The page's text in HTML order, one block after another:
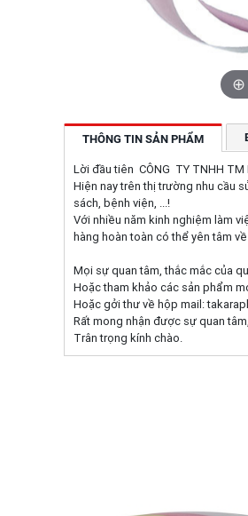
THÔNG TIN SẢN PHẨM
Lời đầu tiên CÔNG TY TNHH TM
Hiện nay trên thị trường nhu cầu
sách, bệnh viện, ...!
Với nhiều năm kinh nghiệm làm
hàng hoàn toàn có thể yên tâm
Mọi sự quan tâm, thắc mắc của
Hoặc tham khảo các sản phẩm
Hoặc gởi thư về hộp mail:
Rất mong nhận được sự quan
Trân trọng kính chào.